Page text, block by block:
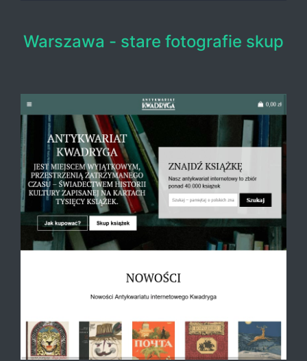
Warszawa - stare fotografie skup